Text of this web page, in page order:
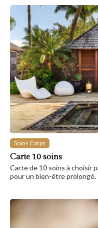
Soins Corps
Carte 10 soins
Carte de 10 soins à choisir
pour un bien-être prolongé.